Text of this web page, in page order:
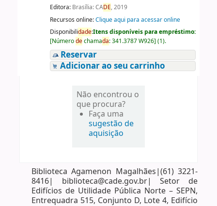
Editora: Brasília: CADE, 2019
Recursos online:Clique aqui para acessar online
Disponibilidade:Itens disponíveis para empréstimo:
[Númerodechamada:341.3787 W926] (1).
Reservar
Adicionar ao seu carrinho
Não encontrou o
que procura?
Faça uma
sugestão de
aquisição
Biblioteca Agamenon Magalhães|(61) 3221-
8416| biblioteca@cade.gov.br| Setor de
Edifícios de Utilidade Pública Norte – SEPN,
Entrequadra 515, Conjunto D, Lote 4, Edifício